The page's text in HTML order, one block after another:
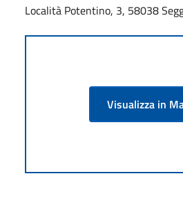
Località Potentino, 3, 58038
Visualizza in